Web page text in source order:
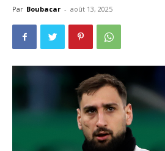
Par Boubacar - août 13, 2025